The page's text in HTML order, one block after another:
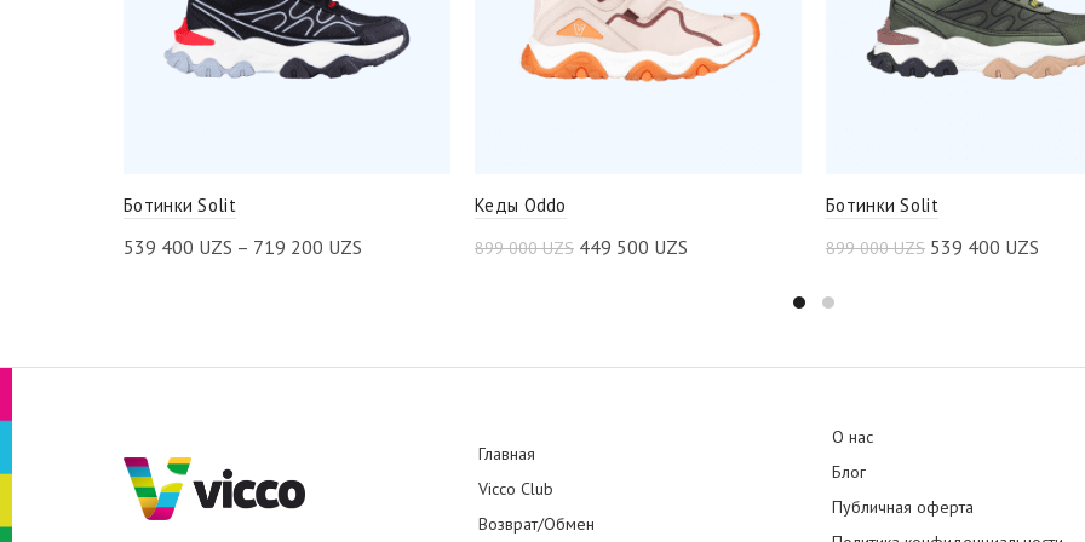
Ботинки Solit
539 400 UZS – 719 200 UZS
Кеды Oddo
899 000UZS 449 500 UZS
Ботинки Solit
899 000UZS 539 400 UZS
Главная
Vicco Club
Возврат/Обмен
О нас
Блог
Публичная оферта